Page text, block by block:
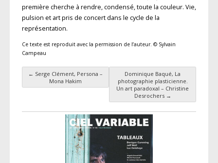
première cherche à rendre, condensé, toute la couleur. Vie,
pulsion et art pris de concert dans le cycle de la
représentation.
Ce texte est reproduit avec la permission de l’auteur. © Sylvain
Campeau
Navigation des articles
← Serge Clément, Persona –
Mona Hakim
Dominique Baqué, La
photographie plasticienne.
Un art paradoxal – Christine
Desrochers →